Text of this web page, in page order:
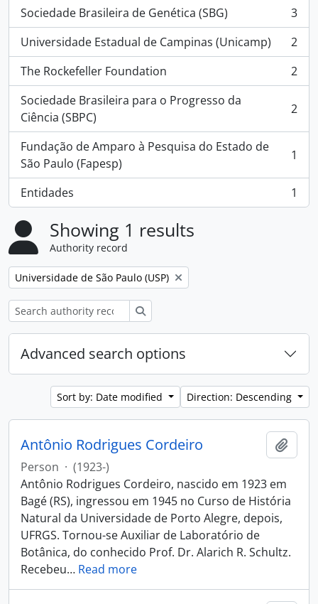
Sociedade Brasileira de Genética (SBG)
, 3 results
3
Universidade Estadual de Campinas (Unicamp)
, 2 results
2
The Rockefeller Foundation
, 2 results
2
Sociedade Brasileira para o Progresso da
Ciência (SBPC)
, 2 results 2
Fundação de Amparo à Pesquisa do Estado de
São Paulo (Fapesp)
, 1 results 1
Entidades
, 1 results 1
Showing 1 results
Authority record
Remove filter:
Universidade de São Paulo (USP)
Advanced search options
Sort by: Date modified Direction: Descending
Antônio Rodrigues Cordeiro
Person · (1923-)
Antônio Rodrigues Cordeiro, nascido em 1923 em
Bagé (RS), ingressou em 1945 no Curso de História
Natural da Universidade de Porto Alegre, depois,
UFRGS. Tornou-se Auxiliar de Laboratório de
Botânica, do conhecido Prof. Dr. Alarich R. Schultz.
Recebeu… Read more